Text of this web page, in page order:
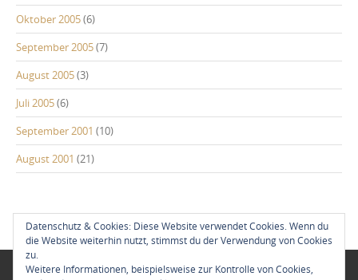
Oktober 2005(6)
September 2005(7)
August 2005(3)
Juli 2005(6)
September 2001 (10)
August 2001 (21)
Neu im Blog:
Datenschutz & Cookies: Diese Website verwendet Cookies. Wenn du
die Website weiterhin nutzt, stimmst du der Verwendung von Cookies
zu.
Weitere Informationen, beispielsweise zur Kontrolle von Cookies,